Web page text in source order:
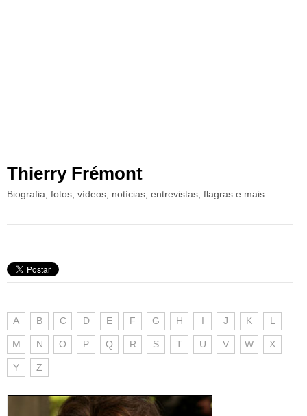
Thierry Frémont
Biografia, fotos, vídeos, notícias, entrevistas, flagras e mais.
A B C D E F G H I J K L
M N O P Q R S T U V W X
Y Z